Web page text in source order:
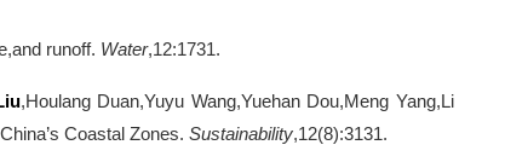
runoff. Water,12:1731.
,Houlang Duan,Yuyu Wang,Yuehan Dou,Meng Yang,Li
Coastal Zones. Sustainability,12(8):3131.